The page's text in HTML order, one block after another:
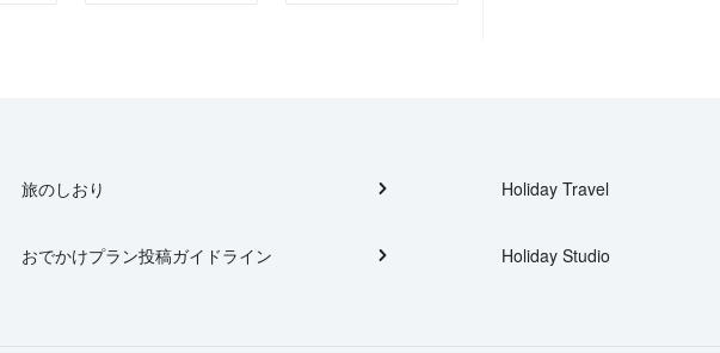
旅のしおり
おでかけプラン投稿ガイドライン
Holiday Travel
Holiday Studio